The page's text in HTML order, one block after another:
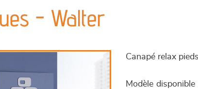
- Walter
Canapé relax
Modèle